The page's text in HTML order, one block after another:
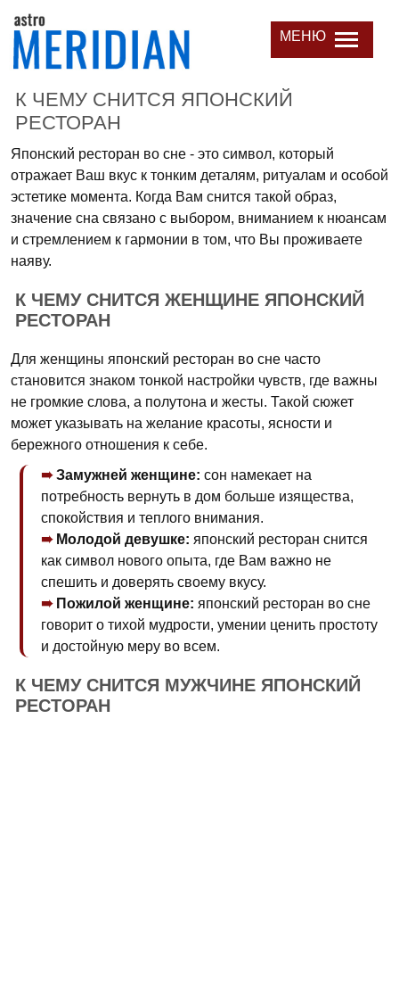
МЕНЮ
К ЧЕМУ СНИТСЯ ЯПОНСКИЙ
РЕСТОРАН
Японский ресторан во сне - это символ, который
отражает Ваш вкус к тонким деталям, ритуалам и особой
эстетике момента. Когда Вам снится такой образ,
значение сна связано с выбором, вниманием к нюансам
и стремлением к гармонии в том, что Вы проживаете
наяву.
К ЧЕМУ СНИТСЯ ЖЕНЩИНЕ ЯПОНСКИЙ
РЕСТОРАН
Для женщины японский ресторан во сне часто
становится знаком тонкой настройки чувств, где важны
не громкие слова, а полутона и жесты. Такой сюжет
может указывать на желание красоты, ясности и
бережного отношения к себе.
Замужней женщине: сон намекает на
потребность вернуть в дом больше изящества,
спокойствия и теплого внимания.
Молодой девушке: японский ресторан снится
как символ нового опыта, где Вам важно не
спешить и доверять своему вкусу.
Пожилой женщине: японский ресторан во сне
говорит о тихой мудрости, умении ценить простоту
и достойную меру во всем.
К ЧЕМУ СНИТСЯ МУЖЧИНЕ ЯПОНСКИЙ
РЕСТОРАН